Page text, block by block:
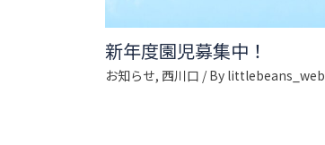
新年度園児募集中！
お知らせ, 西川口 / By littlebeans_web